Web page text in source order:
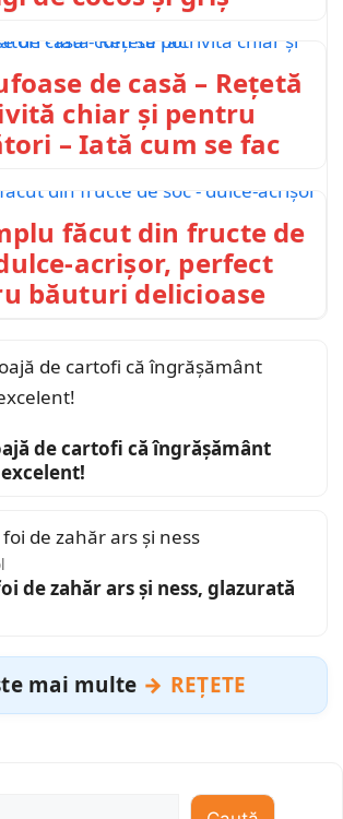
de casă – Rețetă
chiar și pentru
– Iată cum se fac
făcut din fructe de
acrișor, perfect
băuturi delicioase
de cartofi că îngrășământ
de zahăr ars și ness, glazurată
mai multe REȚETE